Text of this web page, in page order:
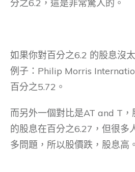
分之6.2，這是非常驚人的。
如果你對百分之6.2 的股息沒
例子：Philip Morris
百分之5.72。
而另外一個對比是AT and T
的股息在百分之6.27，但很多
多問題，所以股價跌，股息高。